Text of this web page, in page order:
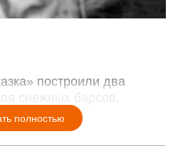
построили два
снежных барсов.
полностью